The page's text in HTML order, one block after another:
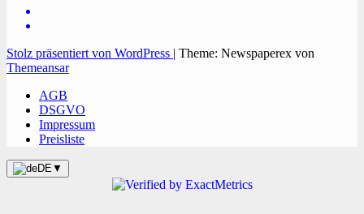
Stolz präsentiert von WordPress | Theme: Newspaperex von
Themeansar
AGB
DSGVO
Impressum
Preisliste
DE ▼